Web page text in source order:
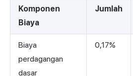
Komponen
Biaya
Jumlah
Biaya
perdagangan
dasar
0,17%